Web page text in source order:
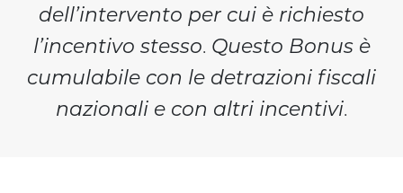
dell’intervento per cui è richiesto
l’incentivo stesso. Questo Bonus è
cumulabile con le detrazioni fiscali
nazionali e con altri incentivi.